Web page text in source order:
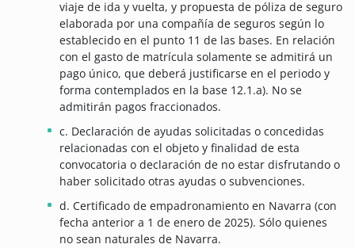
viaje de ida y vuelta, y propuesta de póliza de seguro
elaborada por una compañía de seguros según lo
establecido en el punto 11 de las bases. En relación
con el gasto de matrícula solamente se admitirá un
pago único, que deberá justificarse en el periodo y
forma contemplados en la base 12.1.a). No se
admitirán pagos fraccionados.
c. Declaración de ayudas solicitadas o concedidas
relacionadas con el objeto y finalidad de esta
convocatoria o declaración de no estar disfrutando o
haber solicitado otras ayudas o subvenciones.
d. Certificado de empadronamiento en Navarra (con
fecha anterior a 1 de enero de 2025). Sólo quienes
no sean naturales de Navarra.